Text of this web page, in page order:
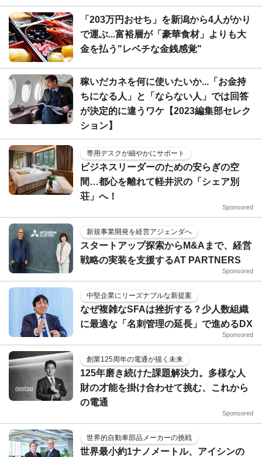
「203万円おせち」を新潟から4人がかり
で運ぶ...富裕層が「豪華食材」よりも大
金を払う"レベチな金銭感覚"
稼いだカネを何に使いたいか...「お金持
ちになる人」と「ならない人」では回答
が決定的に違うワケ【2023編集部セレク
ション】
専用デスクが細やかにサポート
ビジネスリーダーのための安らぎの空
間…都心を離れて軽井沢の「シェア別
荘」へ！
Sponsored
新規事業開発を経営アジェンダへ
スタートアップ探索からM&Aまで、経営
戦略の実装を支援するAT PARTNERS
Sponsored
中堅企業にリーズナブルな新提案
なぜ複雑なSFAは挫折する？少人数組織
に最適な「名刺管理の延長」で進めるDX
Sponsored
創業125周年の電通が描く未来
125年磨き続けた課題解決力。多様な人
財の才能を掛け合わせて挑む、これから
の電通
Sponsored
世界的自動車部品メーカーの挑戦
世界最小約1ナノメートル、アイシンの